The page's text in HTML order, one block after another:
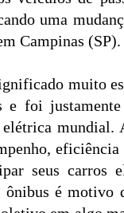
uma
Campinas (SP).
muito
e foi
seus carros
ônibus é motivo